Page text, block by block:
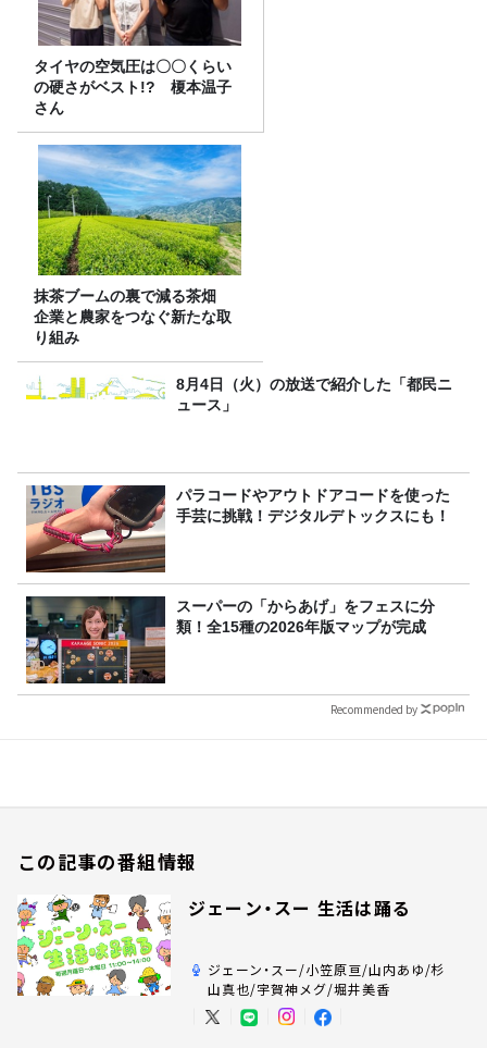
タイヤの空気圧は〇〇くらい
の硬さがベスト!? 榎本温子
さん
抹茶ブームの裏で減る茶畑
企業と農家をつなぐ新たな取
り組み
8月4日（火）の放送で紹介した「都民ニ
ュース」
パラコードやアウトドアコードを使った
手芸に挑戦！デジタルデトックスにも！
スーパーの「からあげ」をフェスに分
類！全15種の2026年版マップが完成
Recommended by
この記事の番組情報
ジェーン・スー 生活は踊る
ジェーン・スー/小笠原亘/山内あゆ/杉
山真也/宇賀神メグ/堀井美香